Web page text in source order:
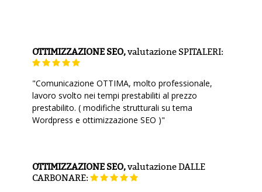
OTTIMIZZAZIONE SEO,valutazioneSPITALERI:
"Comunicazione OTTIMA, molto professionale,
lavoro svolto nei tempi prestabiliti al prezzo
prestabilito. ( modifiche strutturali su tema
Wordpress e ottimizzazione SEO )"
OTTIMIZZAZIONE SEO,valutazioneDALLE
CARBONARE: